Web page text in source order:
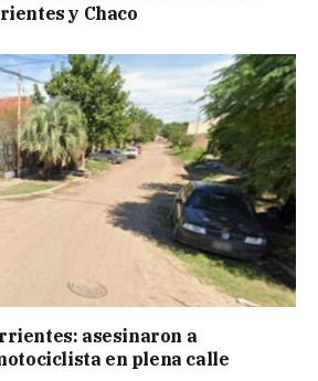
y Chaco
asesinaron a
en plena calle